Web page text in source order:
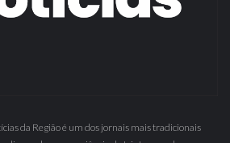
da Região é um dos jornais mais tradicionais